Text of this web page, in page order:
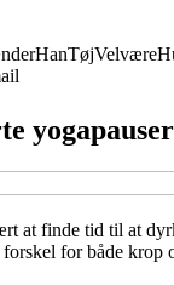
HanTøjVelvære
at finde tid til at
for både krop